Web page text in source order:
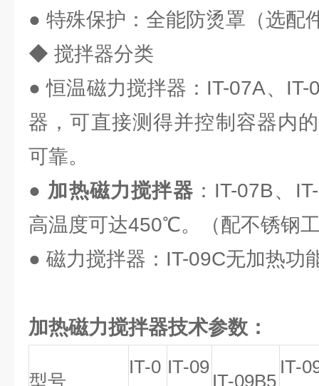
● 特殊保护：全能防烫罩（选配
◆ 搅拌器分类
● 恒温磁力搅拌器：IT-07A、IT-
器，可直接测得并控制容器内
可靠。
● 加热磁力搅拌器 ：IT-07B、
高温度可达450℃。（配不锈钢
● 磁力搅拌器：IT-09C无加热功
加热磁力搅拌器技术参数：
型号
IT-0 IT-09
IT-09B5
IT-